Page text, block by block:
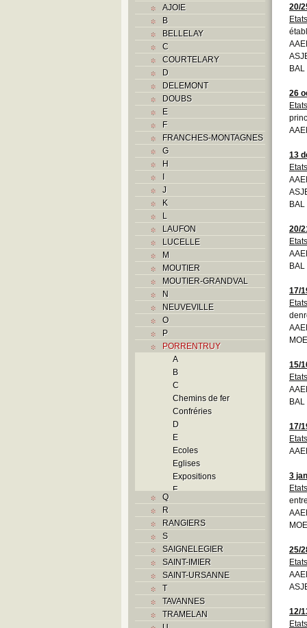
AJOIE
B
BELLELAY
C
COURTELARY
D
DELEMONT
DOUBS
E
F
FRANCHES-MONTAGNES
G
H
I
J
K
L
LAUFON
LUCELLE
M
MOUTIER
MOUTIER-GRANDVAL
N
NEUVEVILLE
O
P
PORRENTRUY
A
B
C
Chemins de fer
Confréries
D
E
Ecoles
Eglises
Expositions
F
H
Guerres
Occupations
militaires
I
Q
R
RANGIERS
S
SAIGNELEGIER
SAINT-IMIER
SAINT-URSANNE
T
TAVANNES
TRAMELAN
20/
BAL
26
13
BAL
20/
BAL
17/
15/
BAL
17/
3
25/
12/